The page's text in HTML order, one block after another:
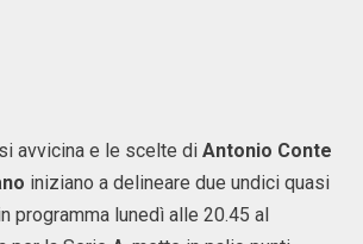
si avvicina e le scelte di Antonio Conte
iniziano a delineare due undici quasi
programma lunedì alle 20.45 al